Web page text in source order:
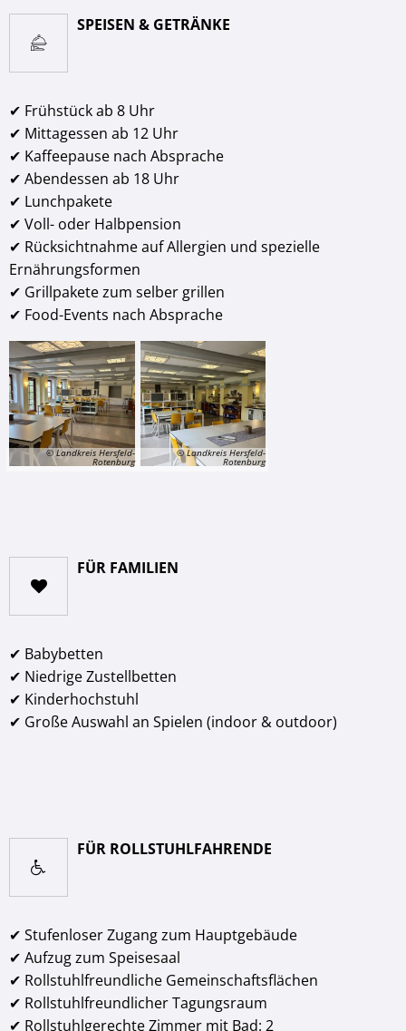
SPEISEN & GETRÄNKE
✔ Frühstück ab 8 Uhr
✔ Mittagessen ab 12 Uhr
✔ Kaffeepause nach Absprache
✔ Abendessen ab 18 Uhr
✔ Lunchpakete
✔ Voll- oder Halbpension
✔ Rücksichtnahme auf Allergien und spezielle
Ernährungsformen
✔ Grillpakete zum selber grillen
✔ Food-Events nach Absprache
© Landkreis Hersfeld-
Rotenburg
© Landkreis Hersfeld-
Rotenburg
FÜR FAMILIEN
✔ Babybetten
✔ Niedrige Zustellbetten
✔ Kinderhochstuhl
✔ Große Auswahl an Spielen (indoor & outdoor)
FÜR ROLLSTUHLFAHRENDE
✔ Stufenloser Zugang zum Hauptgebäude
✔ Aufzug zum Speisesaal
✔ Rollstuhlfreundliche Gemeinschaftsflächen
✔ Rollstuhlfreundlicher Tagungsraum
✔ Rollstuhlgerechte Zimmer mit Bad: 2